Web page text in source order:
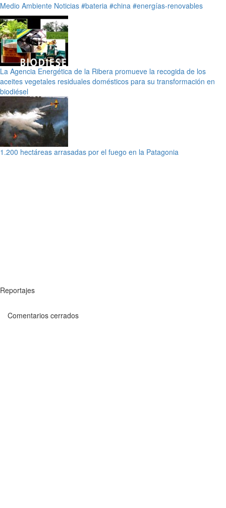
Medio Ambiente Noticias #bateria #china #energías-renovables
La Agencia Energética de la Ribera promueve la recogida de los
aceites vegetales residuales domésticos para su transformación en
biodiésel
1.200 hectáreas arrasadas por el fuego en la Patagonia
Reportajes
Comentarios cerrados